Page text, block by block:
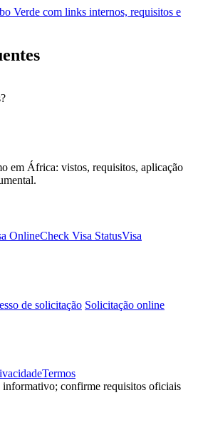
Verde com links internos, requisitos e
em África: vistos, requisitos, aplicação
OnlineCheck Visa StatusVisa
de solicitação Solicitação online
Termos
confirme requisitos oficiais